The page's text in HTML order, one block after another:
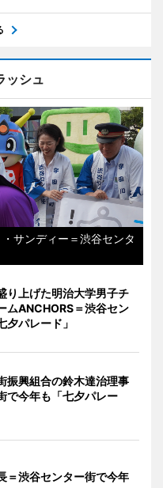
ッシュ
サンディー＝渋谷センタ
り上げた明治大学男子チ
ムANCHORS＝渋谷セン
夕パレード」
振興組合の鈴木達治理事
で今年も「七夕パレー
＝渋谷センター街で今年